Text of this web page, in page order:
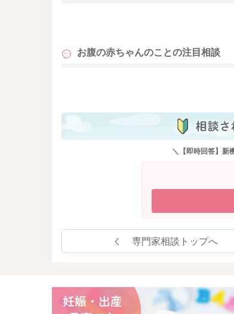
お腹の赤ちゃんのことの注目相談
＼【即時回答】新
専門家相談トップへ